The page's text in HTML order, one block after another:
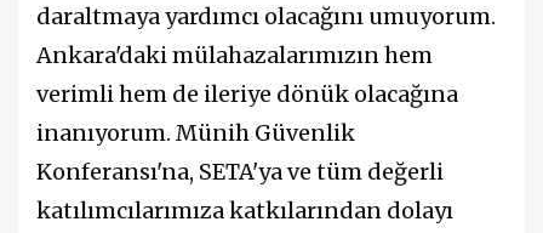
daraltmaya yardımcı olacağını umuyorum.
Ankara'daki mülahazalarımızın hem
verimli hem de ileriye dönük olacağına
inanıyorum. Münih Güvenlik
Konferansı'na, SETA'ya ve tüm değerli
katılımcılarımıza katkılarından dolayı